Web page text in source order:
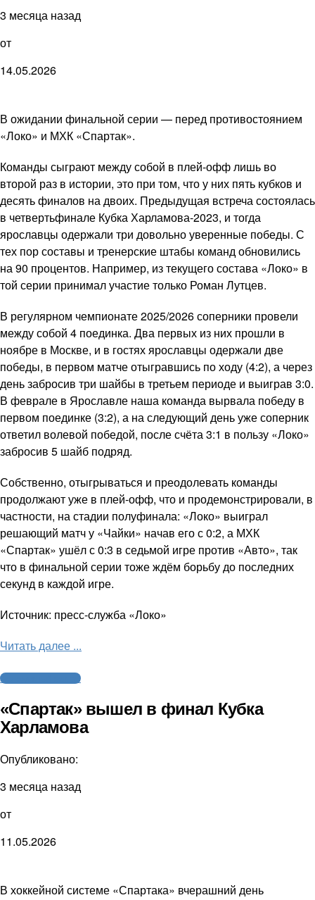
3 месяца назад
от
14.05.2026
В ожидании финальной серии — перед противостоянием
«Локо» и МХК «Спартак».
Команды сыграют между собой в плей-офф лишь во
второй раз в истории, это при том, что у них пять кубков и
десять финалов на двоих. Предыдущая встреча состоялась
в четвертьфинале Кубка Харламова-2023, и тогда
ярославцы одержали три довольно уверенные победы. С
тех пор составы и тренерские штабы команд обновились
на 90 процентов. Например, из текущего состава «Локо» в
той серии принимал участие только Роман Лутцев.
В регулярном чемпионате 2025/2026 соперники провели
между собой 4 поединка. Два первых из них прошли в
ноябре в Москве, и в гостях ярославцы одержали две
победы, в первом матче отыгравшись по ходу (4:2), а через
день забросив три шайбы в третьем периоде и выиграв 3:0.
В феврале в Ярославле наша команда вырвала победу в
первом поединке (3:2), а на следующий день уже соперник
ответил волевой победой, после счёта 3:1 в пользу «Локо»
забросив 5 шайб подряд.
Собственно, отыгрываться и преодолевать команды
продолжают уже в плей-офф, что и продемонстрировали, в
частности, на стадии полуфинала: «Локо» выиграл
решающий матч у «Чайки» начав его с 0:2, а МХК
«Спартак» ушёл с 0:3 в седьмой игре против «Авто», так
что в финальной серии тоже ждём борьбу до последних
секунд в каждой игре.
Источник: пресс-служба «Локо»
Читать далее ...
Молодежный хоккей
«Спартак» вышел в финал Кубка
Харламова
Опубликовано:
3 месяца назад
от
11.05.2026
В хоккейной системе «Спартака» вчерашний день